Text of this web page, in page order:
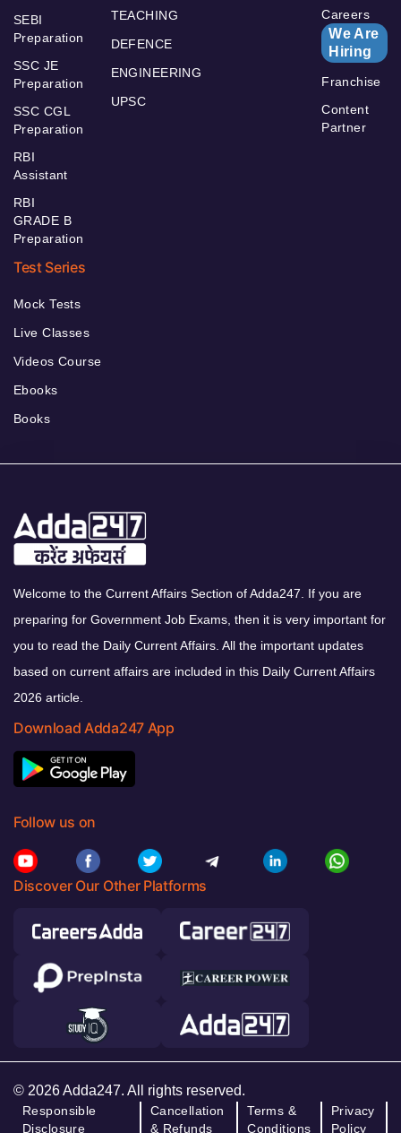
SEBI
Preparation
SSC JE
Preparation
SSC CGL
Preparation
RBI
Assistant
RBI
GRADE B
Preparation
TEACHING
DEFENCE
ENGINEERING
UPSC
Careers
We Are
Hiring
Franchise
Content
Partner
Test Series
Mock Tests
Live Classes
Videos Course
Ebooks
Books
Welcome to the Current Affairs Section of Adda247. If you are
preparing for Government Job Exams, then it is very important for
you to read the Daily Current Affairs. All the important updates
based on current affairs are included in this Daily Current Affairs
2026 article.
Download Adda247 App
Follow us on
Discover Our Other Platforms
© 2026 Adda247. All rights reserved.
Responsible
Disclosure
Cancellation
& Refunds
Terms &
Conditions
Privacy
Policy